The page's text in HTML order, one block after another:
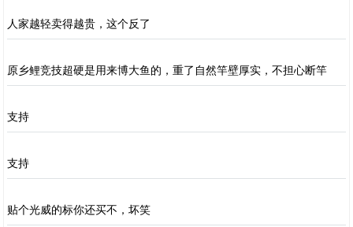
人家越轻卖得越贵，这个反了
原乡鲤竞技超硬是用来博大鱼的，重了自然竿壁厚实，不担心断竿
支持
支持
贴个光威的标你还买不，坏笑